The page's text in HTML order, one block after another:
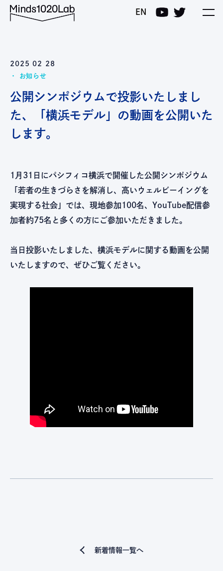
Minds1020Lab｜
EN
2025 02 28
お知らせ
公開シンポジウムで投影いたしまし
た、「横浜モデル」の動画を公開いた
します。
1月31日にパシフィコ横浜で開催した公開シンポジウム
「若者の生きづらさを解消し、高いウェルビーイングを
実現する社会」では、現地参加100名、YouTube配信参
加者約75名と多くの方にご参加いただきました。
当日投影いたしました、横浜モデルに関する動画を公開
いたしますので、ぜひご覧ください。
新着情報一覧へ